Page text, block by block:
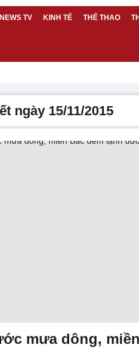
TV KINH TẾ THỂ THAO
ngày 15/11/2015
mưa dông,